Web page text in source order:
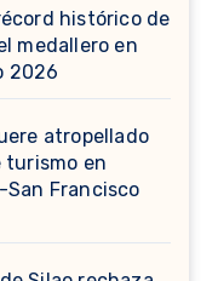
histórico de
medallero en
2026
atropellado
turismo en
Francisco